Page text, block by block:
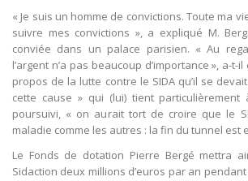
« Je suis un homme de convictions. Toute ma
suivre mes convictions », a expliqué M.
conviée dans un palace parisien. « Au
l’argent n’a pas beaucoup d’importance », a-t-
propos de la lutte contre le SIDA qu’il se
cette cause » qui (lui) tient particulièrement
poursuivi, « on aurait tort de croire que le
maladie comme les autres : la fin du tunnel est
Le Fonds de dotation Pierre Bergé mettra
Sidaction deux millions d’euros par an